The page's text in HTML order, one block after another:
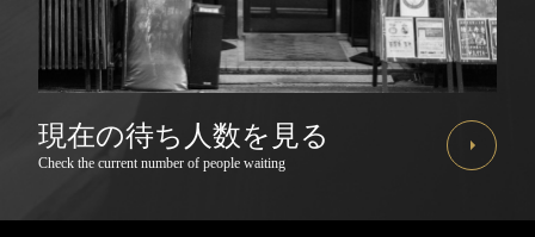
現在の待ち人数を見る
Check the current number of people waiting